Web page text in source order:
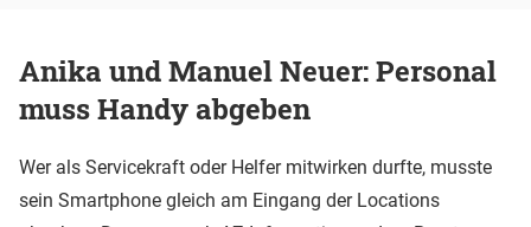
Anika und Manuel Neuer: Personal
muss Handy abgeben
Wer als Servicekraft oder Helfer mitwirken durfte, musste
sein Smartphone gleich am Eingang der Locations